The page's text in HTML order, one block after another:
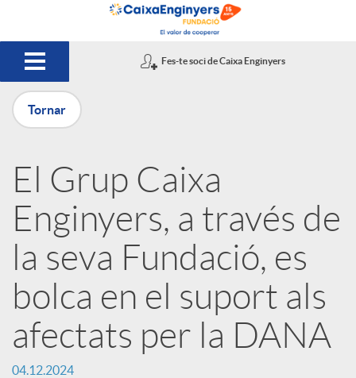
Fes-te soci de Caixa Enginyers
u
b
l
i
Tornar
El Grup Caixa
Enginyers, a través de
la seva Fundació, es
bolca en el suport als
afectats per la DANA
04.12.2024